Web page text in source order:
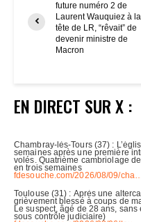
future numéro 2 de
Laurent Wauquiez à la
tête de LR, “rêvait” de
devenir ministre de
Macron
EN DIRECT SUR X :